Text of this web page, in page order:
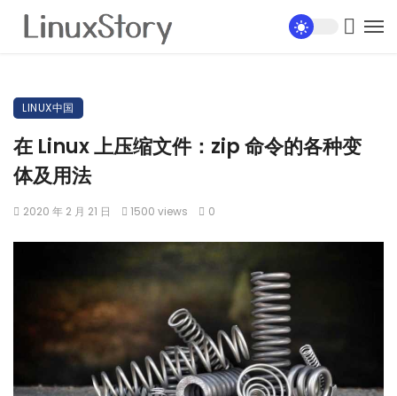
LINUX中国
在 Linux 上压缩文件：zip 命令的各种变
体及用法
2020 年 2 月 21 日 1500 views 0